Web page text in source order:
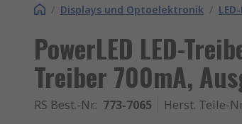
/ Displays und Optoelektronik /
PowerLED LED-
Treiber 700mA,
RS Best.-Nr.: 773-7065 Herst. Teile-